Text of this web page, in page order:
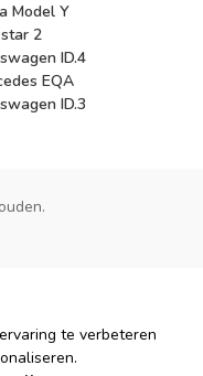
Model Y
2
ID.4
EQA
ID.3
te verbeteren